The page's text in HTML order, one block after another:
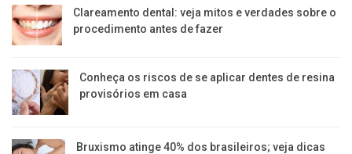
Clareamento dental: veja mitos e verdades sobre o
procedimento antes de fazer
Conheça os riscos de se aplicar dentes de resina
provisórios em casa
Bruxismo atinge 40% dos brasileiros; veja dicas